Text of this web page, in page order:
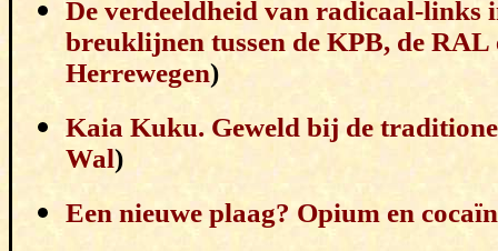
De verdeeldheid van radicaal-links
breuklijnen tussen de KPB, de RAL
Herrewegen)
Kaia Kuku. Geweld bij de
Wal)
Een nieuwe plaag? Opium en